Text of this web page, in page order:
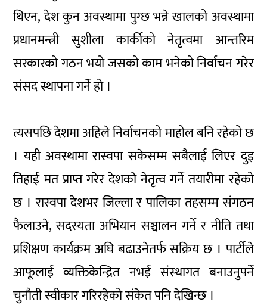
थिएन, देश कुन अवस्थामा पुग्छ भन्ने खालको अवस्थामा
प्रधानमन्त्री सुशीला कार्कीको नेतृत्वमा आन्तरिम
सरकारको गठन भयो जसको काम भनेको निर्वाचन गरेर
संसद स्थापना गर्ने हो ।
त्यसपछि देशमा अहिले निर्वाचनको माहोल बनि रहेको छ
। यही अवस्थामा रास्वपा सकेसम्म सबैलाई लिएर दुइ
तिहाई मत प्राप्त गरेर देशको नेतृत्व गर्ने तयारीमा रहेको
छ । रास्वपा देशभर जिल्ला र पालिका तहसम्म संगठन
फैलाउने, सदस्यता अभियान सञ्चालन गर्ने र नीति तथा
प्रशिक्षण कार्यक्रम अघि बढाउनेतर्फ सक्रिय छ । पार्टीले
आफूलाई व्यक्तिकेन्द्रित नभई संस्थागत बनाउनुपर्ने
चुनौती स्वीकार गरिरहेको संकेत पनि देखिन्छ ।